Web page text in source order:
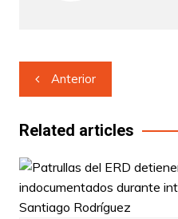
Navegación
de
entradas
Anterior
Related articles